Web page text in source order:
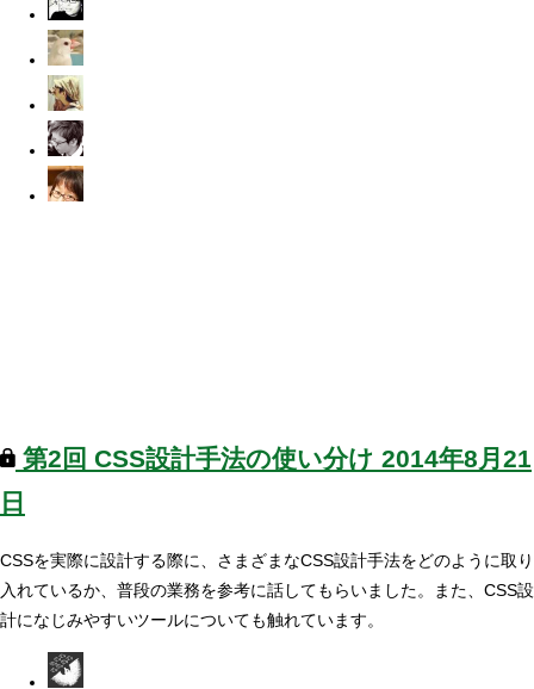
第2回 CSS設計手法の使い分け 2014年8月21
日
CSSを実際に設計する際に、さまざまなCSS設計手法をどのように取り
入れているか、普段の業務を参考に話してもらいました。また、CSS設
計になじみやすいツールについても触れています。